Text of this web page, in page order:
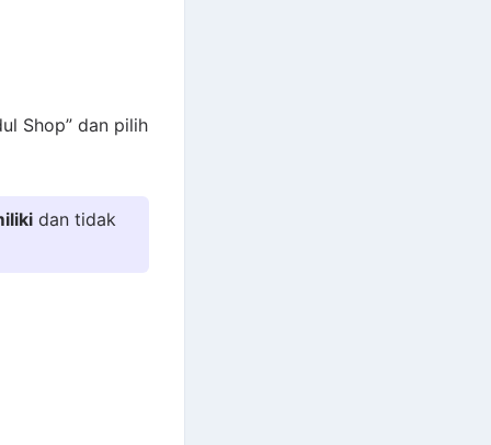
Shop” dan pilih
dan tidak